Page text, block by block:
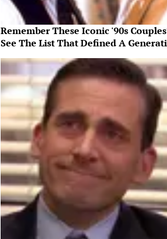
Remember These Iconic '90s
See The List That Defined A